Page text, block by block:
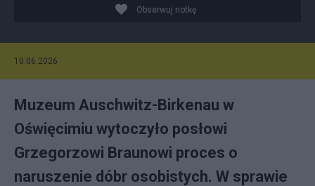
Obserwuj notkę
10.06.2026
Muzeum Auschwitz-Birkenau w
Oświęcimiu wytoczyło posłowi
Grzegorzowi Braunowi proces o
naruszenie dóbr osobistych. W sprawie